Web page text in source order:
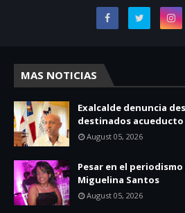
MAS NOTICIAS
Exalcalde denuncia
destinados acueducto
August 05, 2026
Pesar en el
Miguelina Santos
August 05, 2026